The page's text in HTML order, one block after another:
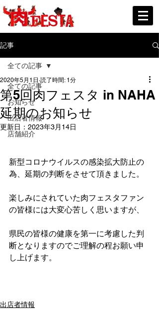
記事
全ての記事
お知らせ
出店者情報
店舗紹介
全ての記事
第5回肉フェスタ in NAHA
延期のお知らせ
2020年5月1日 読了時間: 1分
更新日： 2023年3月14日
新型コロナウイルスの感染拡大防止の
為、延期の判断をさせて頂きました。
楽しみにされていた肉フェスタファン
の皆様には大変心苦しく思いますが、
県民の皆様の健康を第一に考慮した判
断となりますのでご理解の程お願い申
し上げます。
出店者情報